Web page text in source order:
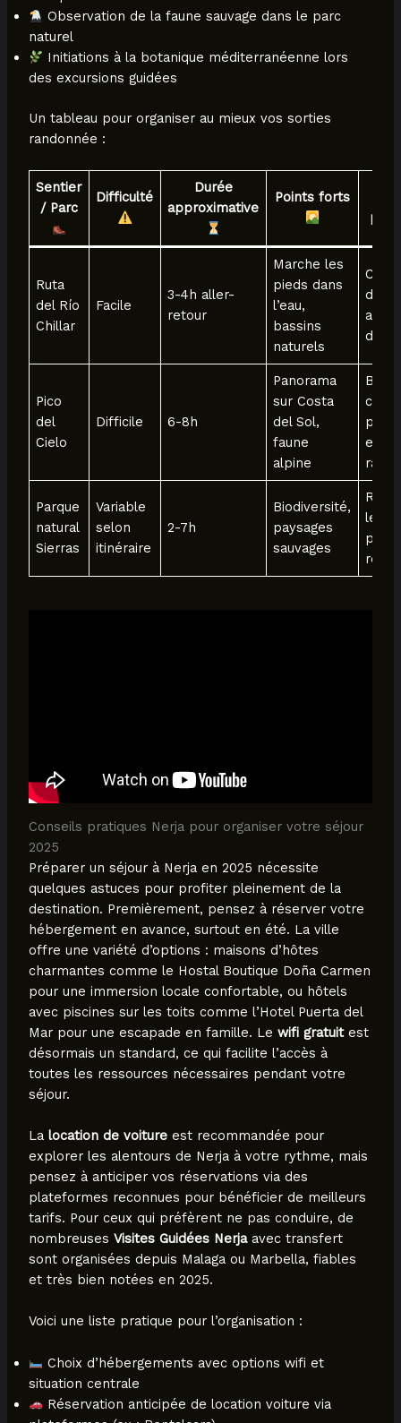
Observation de la faune sauvage dans le parc
naturel
Initiations à la botanique méditerranéenne lors
des excursions guidées
Un tableau pour organiser au mieux vos sorties
randonnée :
Sentier
/ Parc
Difficulté
Durée
approximative
Points forts
Ruta
del Río
Chillar
Facile
3-4h aller-
retour
Marche les
pieds dans
l’eau,
bassins
naturels
de
Pico
del
Cielo
Difficile 6-8h
Panorama
sur Costa
del Sol,
faune
alpine
eau
Parque
natural
Sierras
Variable
selon
itinéraire
2-7h
Biodiversité,
paysages
sauvages
les
Conseils pratiques Nerja pour organiser votre séjour
2025
Préparer un séjour à Nerja en 2025 nécessite
quelques astuces pour profiter pleinement de la
destination. Premièrement, pensez à réserver votre
hébergement en avance, surtout en été. La ville
offre une variété d’options : maisons d’hôtes
charmantes comme le Hostal Boutique Doña Carmen
pour une immersion locale confortable, ou hôtels
avec piscines sur les toits comme l’Hotel Puerta del
Mar pour une escapade en famille. Le wifi gratuitest
désormais un standard, ce qui facilite l’accès à
toutes les ressources nécessaires pendant votre
séjour.
La location de voitureest recommandée pour
explorer les alentours de Nerja à votre rythme, mais
pensez à anticiper vos réservations via des
plateformes reconnues pour bénéficier de meilleurs
tarifs. Pour ceux qui préfèrent ne pas conduire, de
nombreuses Visites Guidées Nerjaavec transfert
sont organisées depuis Malaga ou Marbella, fiables
et très bien notées en 2025.
Voici une liste pratique pour l’organisation :
Choix d’hébergements avec options wifi et
situation centrale
Réservation anticipée de location voiture via